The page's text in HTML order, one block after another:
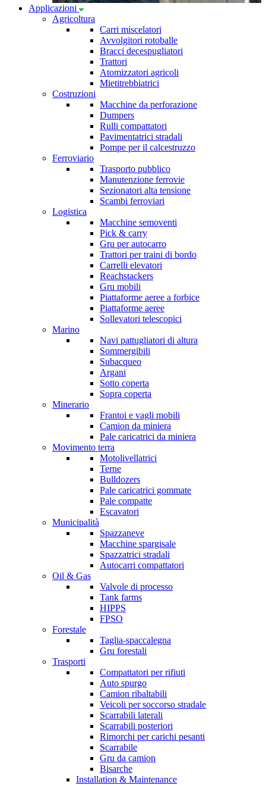
Applicazioni
Agricoltura
Carri miscelatori
Avvolgitori rotoballe
Bracci decespugliatori
Trattori
Atomizzatori agricoli
Mietitrebbiatrici
Costruzioni
Macchine da perforazione
Dumpers
Rulli compattatori
Pavimentatrici stradali
Pompe per il calcestruzzo
Ferroviario
Trasporto pubblico
Manutenzione ferrovie
Sezionatori alta tensione
Scambi ferroviari
Logistica
Macchine semoventi
Pick & carry
Gru per autocarro
Trattori per traini di bordo
Carrelli elevatori
Reachstackers
Gru mobili
Piattaforme aeree a forbice
Piattaforme aeree
Sollevatori telescopici
Marino
Navi pattugliatori di altura
Sommergibili
Subacqueo
Argani
Sotto coperta
Sopra coperta
Minerario
Frantoi e vagli mobili
Camion da miniera
Pale caricatrici da miniera
Movimento terra
Motolivellatrici
Terne
Bulldozers
Pale caricatrici gommate
Pale compatte
Escavatori
Municipalità
Spazzaneve
Macchine spargisale
Spazzatrici stradali
Autocarri compattatori
Oil & Gas
Valvole di processo
Tank farms
HIPPS
FPSO
Forestale
Taglia-spaccalegna
Gru forestali
Trasporti
Compattatori per rifiuti
Auto spurgo
Camion ribaltabili
Veicoli per soccorso stradale
Scarrabili laterali
Scarrabili posteriori
Rimorchi per carichi pesanti
Scarrabile
Gru da camion
Bisarche
Installation & Maintenance